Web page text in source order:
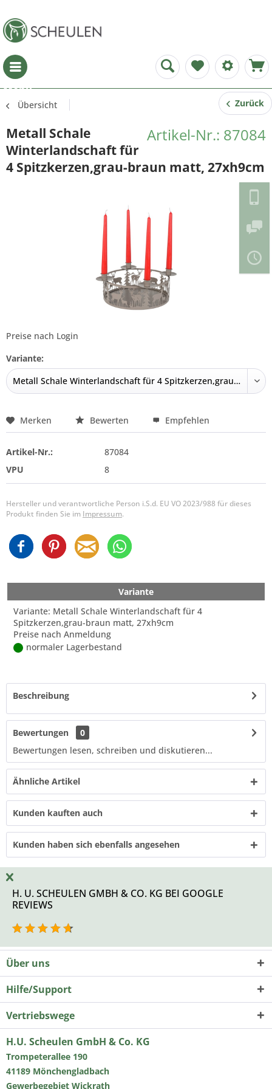
Menü
Übersicht Zurück
Artikel-Nr.: 87084
Metall Schale
Winterlandschaft für
4 Spitzkerzen,grau-braun matt, 27xh9cm
Preise nach Login
Variante:
Merken Bewerten Empfehlen
Artikel-Nr.:
87084
VPU
8
Hersteller und verantwortliche Person i.S.d. EU VO 2023/988 für dieses
Produkt finden Sie im Impressum.
Variante
Variante: Metall Schale Winterlandschaft für 4
Spitzkerzen,grau-braun matt, 27xh9cm
Preise nach Anmeldung
normaler Lagerbestand
Beschreibung
Bewertungen
0
Bewertungen lesen, schreiben und diskutieren...
Ähnliche Artikel
Kunden kauften auch
Kunden haben sich ebenfalls angesehen
H. U. SCHEULEN GMBH & CO. KG BEI GOOGLE
REVIEWS
Über uns
Hilfe/Support
Vertriebswege
H.U. Scheulen GmbH & Co. KG
Trompeterallee 190
41189 Mönchengladbach
Gewerbegebiet Wickrath